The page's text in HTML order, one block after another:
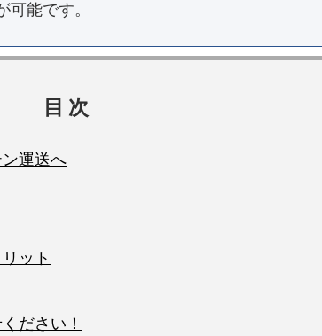
能です。
目次
運送へ
ット
ださい！